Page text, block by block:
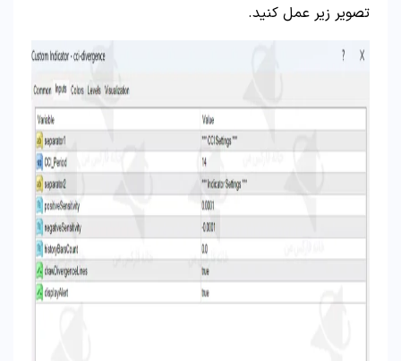
تصویر زیر عمل کنید.